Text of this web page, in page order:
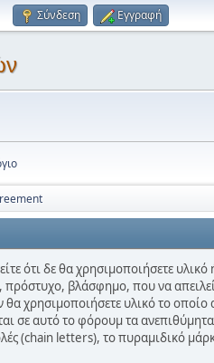
Σύνδεση Εγγραφή
ότι δε θα χρησιμοποιήσετε υλικό
βλάσφημο, που να
χρησιμοποιήσετε υλικό το
σε αυτό το φόρουμ τα
(chain letters), το πυραμιδικό